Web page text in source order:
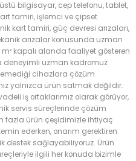
bilgisayar, cep telefonu, tablet,
tamiri, işlemci ve çipset
kart tamiri, güç devresi arızaları,
arızalar konusunda uzman
kapalı alanda faaliyet gösteren
deneyimli uzman kadromuz
cihazlara çözüm
yalnızca ürün satmak değildir.
iş ortaklarımız olarak görüyor,
servis süreçlerinde çözüm
fazla ürün çeşidimizle ihtiyaç
ederken, onarım gerektiren
destek sağlayabiliyoruz. Ürün
ilgili her konuda bizimle